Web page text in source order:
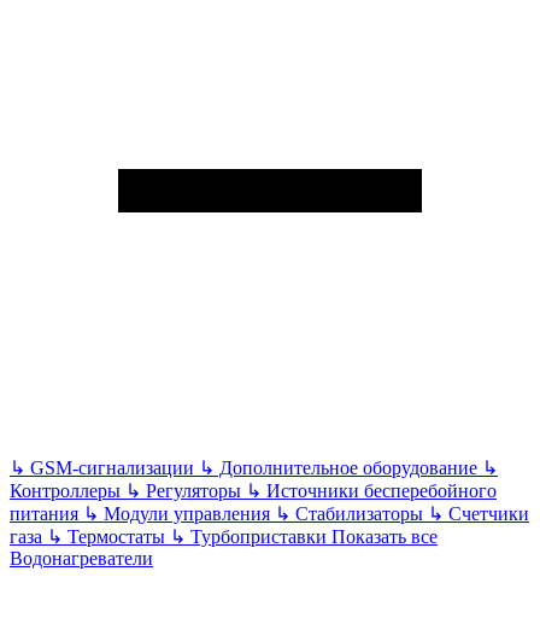
↳ GSM-сигнализации ↳ Дополнительное оборудование ↳
Контроллеры ↳ Регуляторы ↳ Источники бесперебойного
питания ↳ Модули управления ↳ Стабилизаторы ↳ Счетчики
газа ↳ Термостаты ↳ Турбоприставки Показать все
Водонагреватели